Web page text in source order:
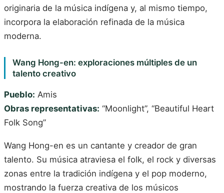
originaria de la música indígena y, al mismo tiempo,
incorpora la elaboración refinada de la música
moderna.
Wang Hong-en: exploraciones múltiples de un
talento creativo
Pueblo: Amis
Obras representativas: “Moonlight”, “Beautiful Heart
Folk Song”
Wang Hong-en es un cantante y creador de gran
talento. Su música atraviesa el folk, el rock y diversas
zonas entre la tradición indígena y el pop moderno,
mostrando la fuerza creativa de los músicos